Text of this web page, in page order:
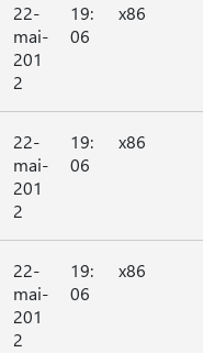
22-
mai-
201
2
19:
06
x86
22-
mai-
201
2
19:
06
x86
22-
mai-
201
2
19:
06
x86